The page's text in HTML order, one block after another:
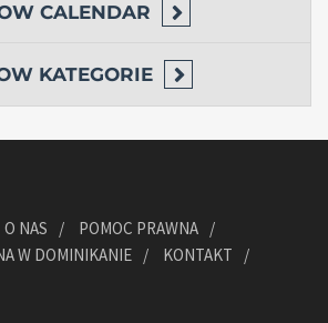
CALENDAR
KATEGORIE
O NAS
POMOC PRAWNA
W DOMINIKANIE
KONTAKT